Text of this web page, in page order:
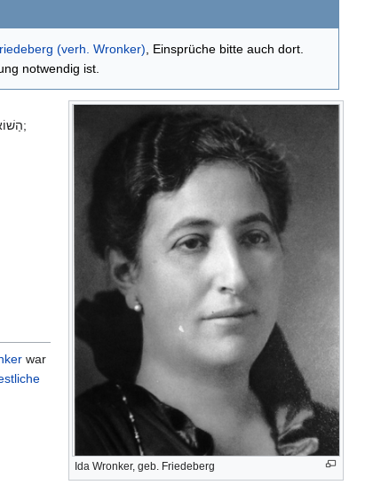
(verh. Wronker), Einsprüche bitte auch dort.
notwendig ist.
Ida Wronker, geb. Friedeberg
war